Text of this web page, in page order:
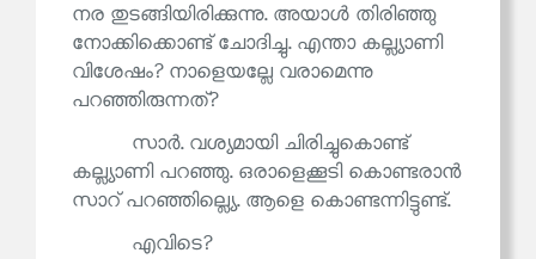
നര തുടങ്ങിയിരിക്കുന്നു. അയാൾ തിരിഞ്ഞു
നോക്കിക്കൊണ്ട് ചോദിച്ചു. എന്താ കല്ല്യാണി
വിശേഷം? നാളെയല്ലേ വരാമെന്നു
പറഞ്ഞിരുന്നത്?
സാർ. വശ്യമായി ചിരിച്ചുകൊണ്ട്
കല്ല്യാണി പറഞ്ഞു. ഒരാളെക്കൂടി കൊണ്ടരാൻ
സാറ് പറഞ്ഞില്ല്യെ. ആളെ കൊണ്ടന്നിട്ടുണ്ട്.
എവിടെ?